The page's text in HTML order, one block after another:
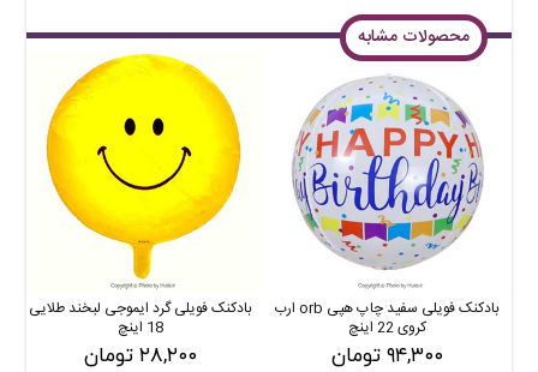
محصولات مشابه
بادکنک فویلی سفید چاپ هپی orb ارب
کروی 22 اینچ
۹۴,۳۰۰ تومان
بادکنک فویلی گرد ایموجی لبخند طلایی
18 اینچ
۲۸,۲۰۰ تومان